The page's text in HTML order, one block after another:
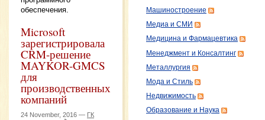
обеспечения.
Microsoft
зарегистрировала
CRM-решение
MAYKOR-GMCS
для
производственных
компаний
24 November, 2016 — ГК
Машиностроение
Медиа и СМИ
Медицина и Фармацевтика
Менеджмент и Консалтинг
Металлургия
Мода и Стиль
Недвижимость
Образование и Наука